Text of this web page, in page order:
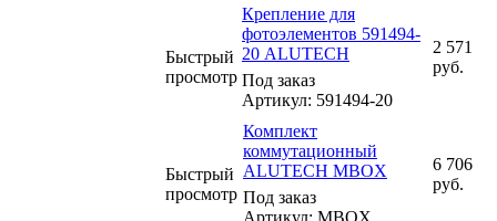
Быстрый
просмотр
Крепление для
фотоэлементов 591494-
20 ALUTECH
Под заказ
Артикул: 591494-20
2 571
руб.
Быстрый
просмотр
Комплект
коммутационный
ALUTECH MBOX
Под заказ
Артикул: MBOX
6 706
руб.